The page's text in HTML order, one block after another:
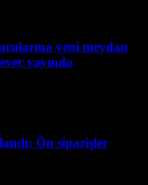
yeni meydan
yayında
Ön siparişler